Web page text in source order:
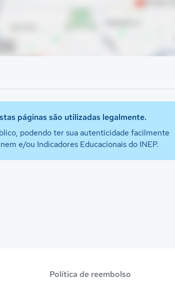
páginas são utilizadas legalmente.
podendo ter sua autenticidade facilmente
e/ou Indicadores Educacionais do INEP.
Política de reembolso